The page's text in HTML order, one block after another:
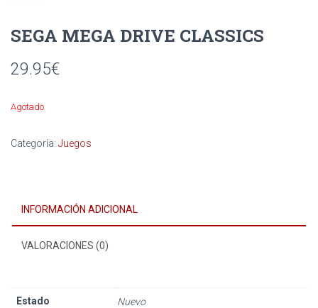
SEGA MEGA DRIVE CLASSICS
29.95€
Agotado
Categoría: Juegos
INFORMACIÓN ADICIONAL
VALORACIONES (0)
Estado Nuevo